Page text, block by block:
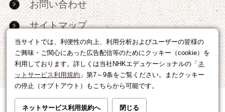
当サイトでは、利便性の向上、利用分析およびユーザーの皆様の
ご興味・ご関心にあった広告配信等のためにクッキー（cookie）を
利用しております。詳しくは当社NHKエデュケーショナルの「 ネ
ットサービス利用規約 」第7～9条をご覧ください。またクッキー
の停止（オプトアウト）もこちらから可能です。
ネットサービス利用規約へ 閉じる
お問い合わせ
サイトマップ
RSS
広告出稿・パートナーシップについて
利用規約|個人情報の取り扱いについて